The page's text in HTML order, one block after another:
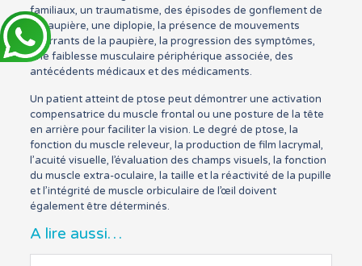
familiaux, un traumatisme, des épisodes de gonflement de
la paupière, une diplopie, la présence de mouvements
aberrants de la paupière, la progression des symptômes,
une faiblesse musculaire périphérique associée, des
antécédents médicaux et des médicaments.
Un patient atteint de ptose peut démontrer une activation
compensatrice du muscle frontal ou une posture de la tête
en arrière pour faciliter la vision. Le degré de ptose, la
fonction du muscle releveur, la production de film lacrymal,
l’acuité visuelle, l’évaluation des champs visuels, la fonction
du muscle extra-oculaire, la taille et la réactivité de la pupille
et l’intégrité de muscle orbiculaire de l’œil doivent
également être déterminés.
A lire aussi…